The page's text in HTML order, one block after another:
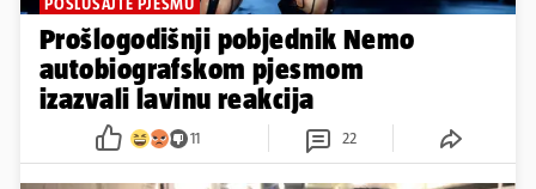
POSLUŠAJTE PJESMU
Prošlogodišnji pobjednik Nemo
autobiografskom pjesmom
izazvali lavinu reakcija
11 22